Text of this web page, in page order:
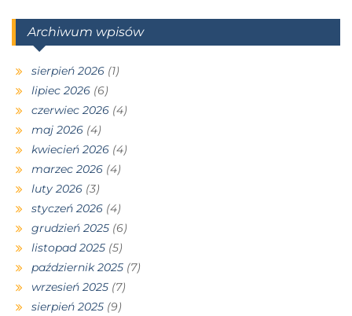
Archiwum wpisów
sierpień 2026 (1)
lipiec 2026 (6)
czerwiec 2026 (4)
maj 2026 (4)
kwiecień 2026 (4)
marzec 2026 (4)
luty 2026 (3)
styczeń 2026 (4)
grudzień 2025 (6)
listopad 2025 (5)
październik 2025 (7)
wrzesień 2025 (7)
sierpień 2025 (9)